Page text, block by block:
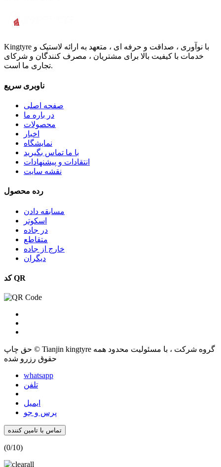
Kingtyre با نوآوری ، صداقت و حرفه ای ، متعهد به ارائه لاستیک و
خدمات با کیفیت بالا برای مشتریان ، مصرف کنندگان و شرکای
تجاری ما است.
ناوبری سریع
صفحه اصلی
در باره ما
محصولات
اخبار
نمایشگاه
با ما تماس بگیرید
انتقادات و پیشنهادات
نقشه سایت
رده محصول
مسابقه دادن
اسکوتر
در جاده
متقاطع
خارج از جاده
دیگران
کد QR
حق چاپ © Tianjin kingtyre گروه شرکت ، با مسئولیت محدود همه
حقوق رزرو شده
whatsapp
تلفن
ایمیل
پرس و جو
تماس با تامین کننده
(0/10)